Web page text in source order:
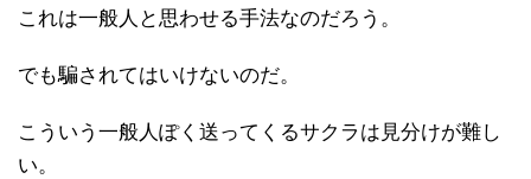
これは一般人と思わせる手法なのだろう。
でも騙されてはいけないのだ。
こういう一般人ぽく送ってくるサクラは見分けが難し
い。